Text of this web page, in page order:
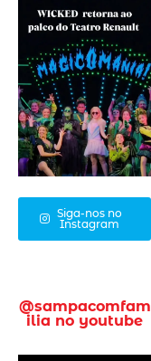
Siga-nos no
Instagram
@sampacomfam
ilia no youtube